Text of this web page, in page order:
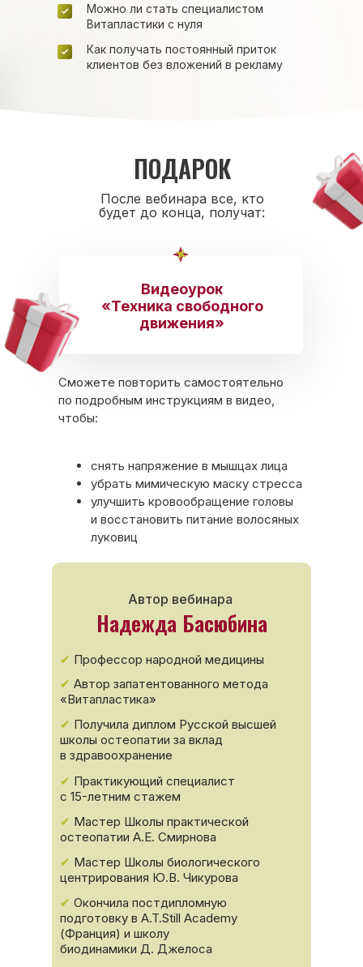
Можно ли стать специалистом
Витапластики с нуля
Как получать постоянный приток
клиентов без вложений в рекламу
ПОДАРОК
После вебинара все, кто
будет до конца, получат:
Видеоурок
«Техника свободного
движения»
Сможете повторить самостоятельно
по подробным инструкциям в видео,
чтобы:
снять напряжение в мышцах лица
убрать мимическую маску стресса
улучшить кровообращение головы
и восстановить питание волосяных
луковиц
Автор вебинара
✔ Окончила постдипломную
подготовку в A.T.Still Academy
(Франция) и школу
биодинамики Д. Джелоса
✔ Мастер Школы биологического
центрирования Ю.В. Чикурова
✔ Мастер Школы практической
остеопатии А.Е. Смирнова
✔ Практикующий специалист
с 15-летним стажем
✔ Получила диплом Русской высшей
школы остеопатии за вклад
в здравоохранение
✔ Автор запатентованного метода
«Витапластика»
✔ Профессор народной медицины
Надежда Басюбина